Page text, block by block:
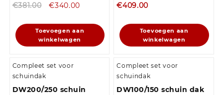
€381.00 €340.00
Toevoegen aan
winkelwagen
€409.00
Toevoegen aan
winkelwagen
Compleet set voor
schuindak
DW200/250 schuin
Compleet set voor
schuindak
DW100/150 schuin dak